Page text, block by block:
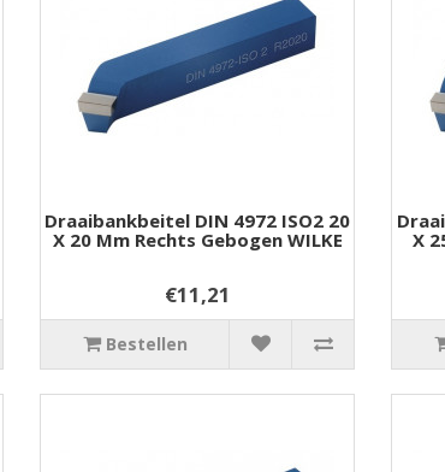
Draaibankbeitel DIN 4972 ISO2 20
X 20 Mm Rechts Gebogen WILKE
€11,21
Bestellen
X